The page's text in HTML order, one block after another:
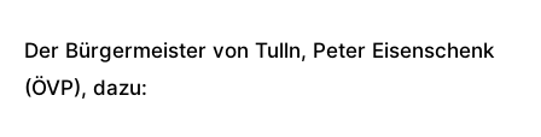
Der Bürgermeister von Tulln, Peter Eisenschenk
(ÖVP), dazu: